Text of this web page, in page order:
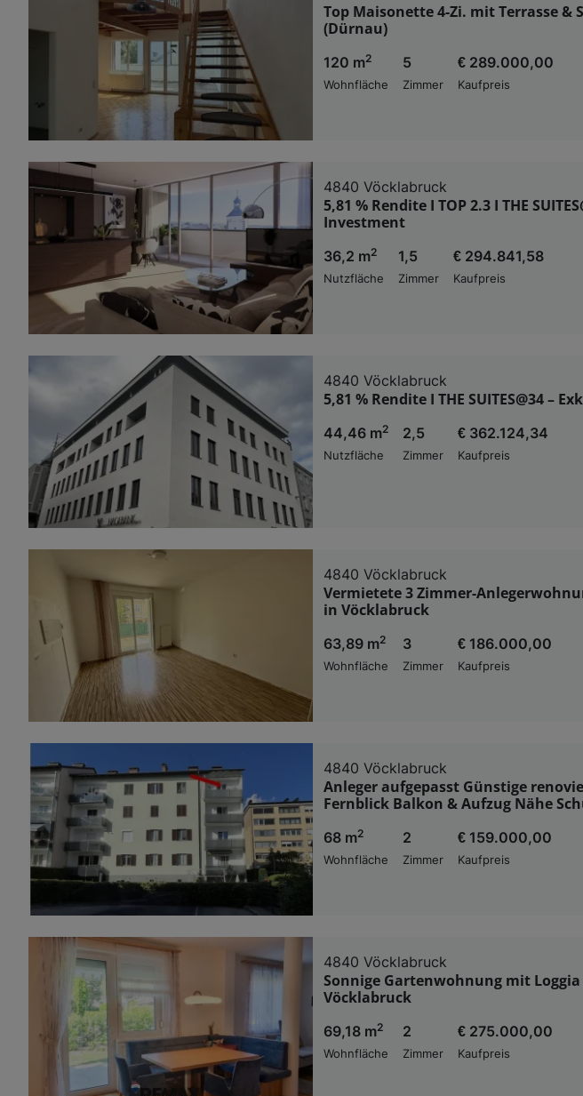
Top Maisonette 4-Zi. mit Terrasse &
(Dürnau)
120 m2
Wohnfläche
5
Zimmer
€ 289.000,00
Kaufpreis
4840 Vöcklabruck
5,81 % Rendite I TOP 2.3 I THE
Investment
36,2 m2
Nutzfläche
1,5
Zimmer
€ 294.841,58
Kaufpreis
4840 Vöcklabruck
5,81 % Rendite I THE SUITES@34 –
44,46 m2
Nutzfläche
2,5
Zimmer
€ 362.124,34
Kaufpreis
4840 Vöcklabruck
Vermietete 3 Zimmer-
in Vöcklabruck
63,89 m2
Wohnfläche
3
Zimmer
€ 186.000,00
Kaufpreis
4840 Vöcklabruck
Anleger aufgepasst Günstige
Fernblick Balkon & Aufzug Nähe
68 m2
Wohnfläche
2
Zimmer
€ 159.000,00
Kaufpreis
4840 Vöcklabruck
Sonnige Gartenwohnung mit
Vöcklabruck
69,18 m2
Wohnfläche
2
Zimmer
€ 275.000,00
Kaufpreis